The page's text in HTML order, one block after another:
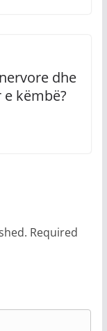
dhe
këmbë?
Required